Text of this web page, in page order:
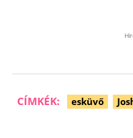
CÍMKÉK: esküvő